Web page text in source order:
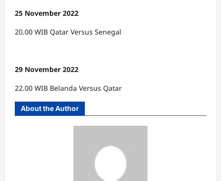
25 November 2022
20.00 WIB Qatar Versus Senegal
29 November 2022
22.00 WIB Belanda Versus Qatar
About the Author